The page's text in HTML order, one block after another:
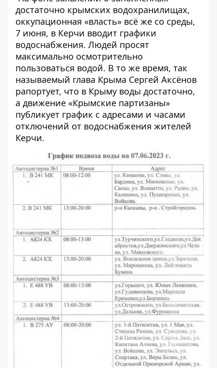
достаточно крымских водохранилищах,
оккупационная «власть» всё же со среды,
7 июня, в Керчи вводит графики
водоснабжения. Людей просят
максимально осмотрительно
пользоваться водой. В то же время, так
называемый глава Крыма Сергей Аксёнов
рапортует, что в Крыму воды достаточно,
а движение «Крымские партизаны»
публикует график с адресами и часами
отключений от водоснабжения жителей
Керчи.